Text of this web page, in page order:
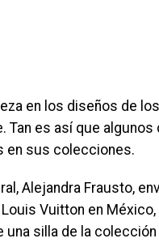
en los diseños de
Tan es así que
en sus colecciones.
Alejandra Frausto,
Vuitton en México,
silla de la colección